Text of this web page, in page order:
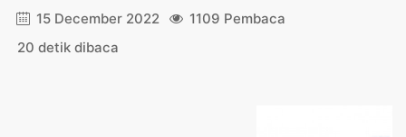
15 December 2022
1109 Pembaca
20 detik dibaca